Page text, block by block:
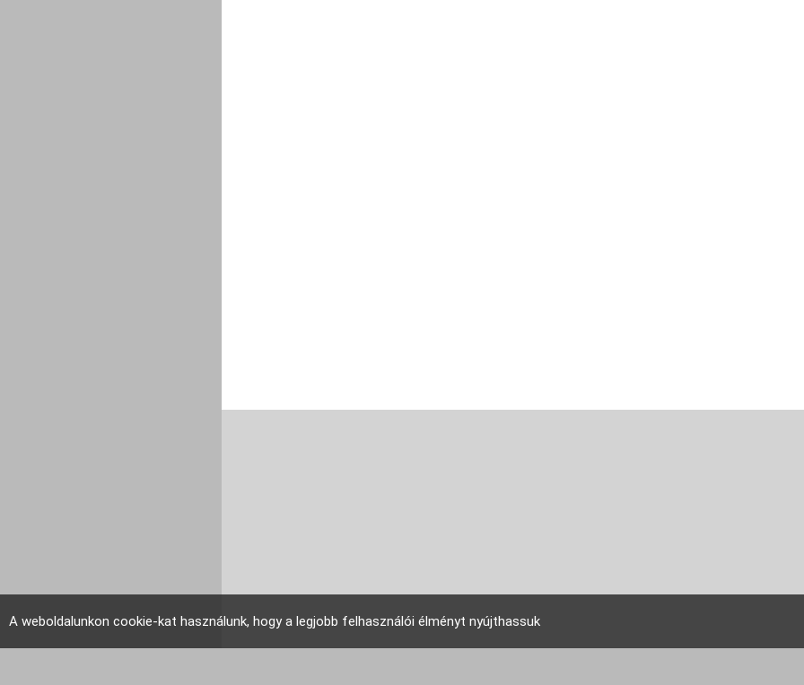
A weboldalunkon cookie-kat használunk, hogy a legjobb felhasználói élményt nyújthassuk